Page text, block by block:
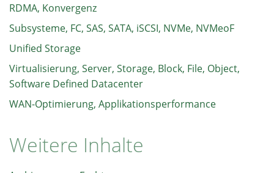
RDMA, Konvergenz
Subsysteme, FC, SAS, SATA, iSCSI, NVMe, NVMeoF
Unified Storage
Virtualisierung, Server, Storage, Block, File, Object,
Software Defined Datacenter
WAN-Optimierung, Applikationsperformance
Weitere Inhalte